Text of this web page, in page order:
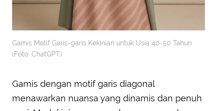
Gamis Motif Garis-garis Kekinian untuk Usia 40-50 Tahun
(Foto: ChatGPT)
Gamis dengan motif garis diagonal
menawarkan nuansa yang dinamis dan penuh